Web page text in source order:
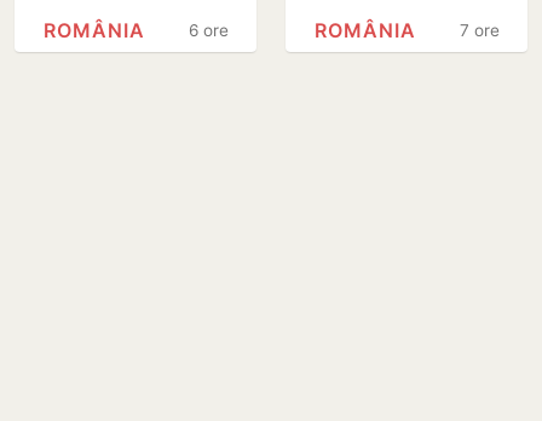
energie în orele
de vârfe vârf
6 ore
ROMÂNIA
explodat în
apropierea unui7 ore
ROMÂNIA